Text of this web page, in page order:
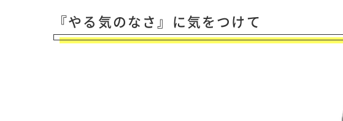
『やる気のなさ』に気をつけて